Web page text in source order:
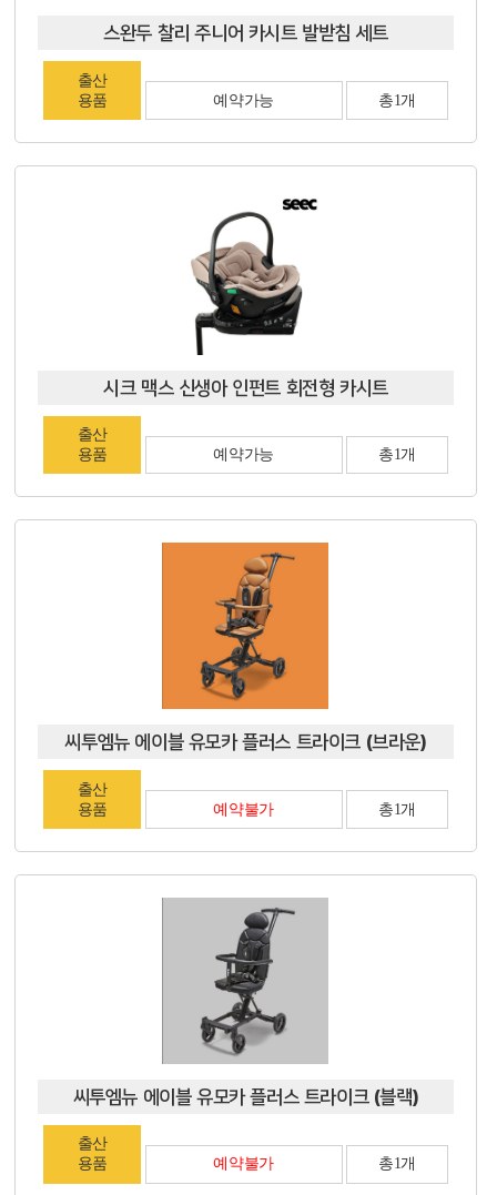
스완두 찰리 주니어 카시트 발받침 세트
출산
용품
예약가능 총1개
시크 맥스 신생아 인펀트 회전형 카시트
출산
용품
예약가능 총1개
씨투엠뉴 에이블 유모카 플러스 트라이크 (브라운)
출산
용품
예약불가 총1개
씨투엠뉴 에이블 유모카 플러스 트라이크 (블랙)
출산
용품
예약불가 총1개